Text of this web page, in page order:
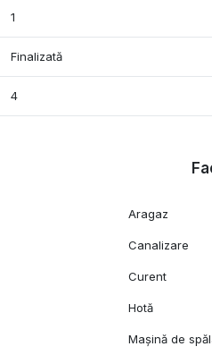
1
Finalizată
4
Aragaz
Canalizare
Curent
Hotă
Mașină de